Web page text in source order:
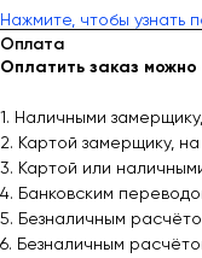
Нажмите, чтобы узнать
Оплата
Оплатить заказ
1. Наличными
2. Картой замерщику,
3. Картой или
4. Банковским
5. Безналичным
6. Безналичным